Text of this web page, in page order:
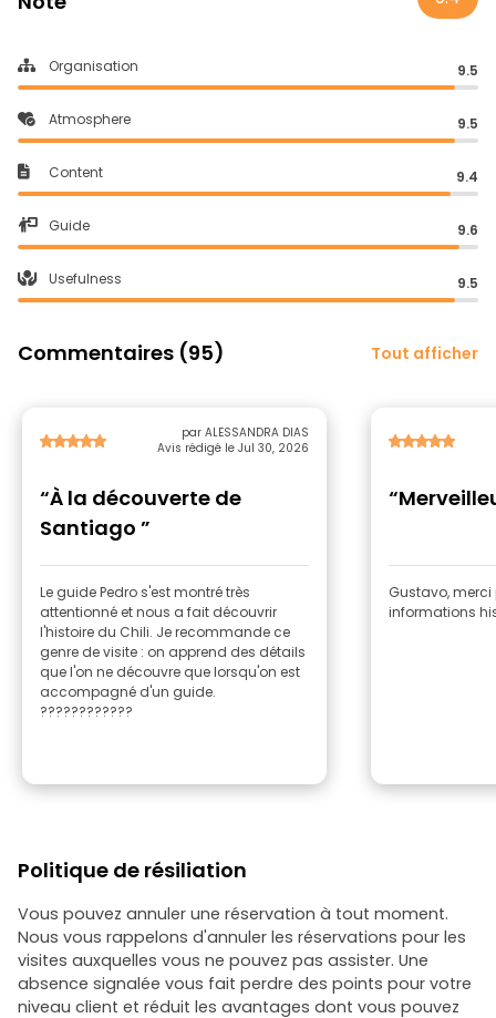
Organisation 9.5
Atmosphere 9.5
Content 9.4
Guide 9.6
Usefulness 9.5
Commentaires (95) Tout afficher
par ALESSANDRA DIAS
Avis rédigé le Jul 30, 2026
“À la découverte de
Santiago ”
Le guide Pedro s'est montré très
attentionné et nous a fait découvrir
l'histoire du Chili. Je recommande ce
genre de visite : on apprend des détails
que l'on ne découvre que lorsqu'on est
accompagné d'un guide.
????????????
Gustavo,
informations
Politique de résiliation
Vous pouvez annuler une réservation à tout moment.
Nous vous rappelons d'annuler les réservations pour les
visites auxquelles vous ne pouvez pas assister. Une
absence signalée vous fait perdre des points pour votre
niveau client et réduit les avantages dont vous pouvez